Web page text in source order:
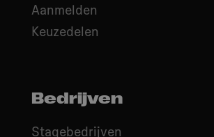
Aanmelden
Keuzedelen
Bedrijven
Stagebedrijven